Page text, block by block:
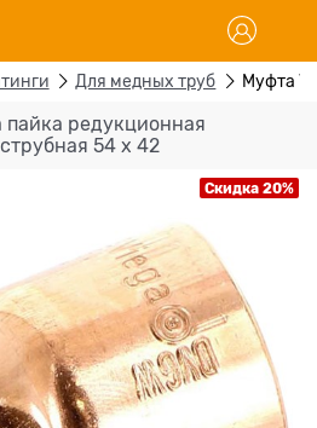
Для медных труб Муфта
пайка редукционная
54 х 42
Скидка 20%